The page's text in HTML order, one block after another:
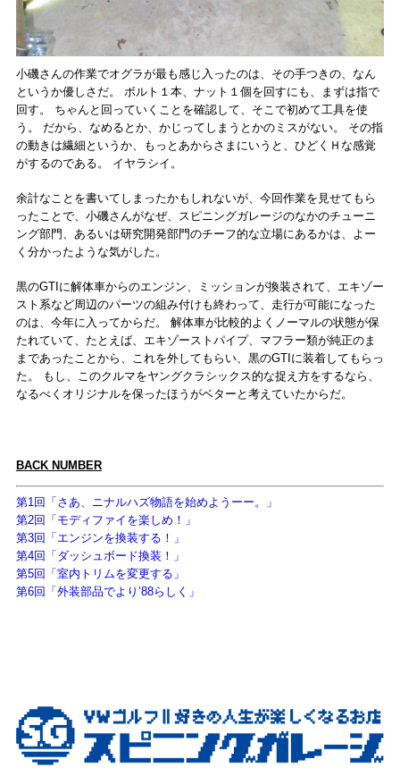
小磯さんの作業でオグラが最も感じ入ったのは、その手つきの、なん
というか優しさだ。 ボルト１本、ナット１個を回すにも、まずは指で
回す。 ちゃんと回っていくことを確認して、そこで初めて工具を使
う。 だから、なめるとか、かじってしまうとかのミスがない。 その指
の動きは繊細というか、もっとあからさまにいうと、ひどくＨな感覚
がするのである。 イヤラシイ。
余計なことを書いてしまったかもしれないが、今回作業を見せてもら
ったことで、小磯さんがなぜ、スピニングガレージのなかのチューニ
ング部門、あるいは研究開発部門のチーフ的な立場にあるかは、よー
く分かったような気がした。
黒のGTIに解体車からのエンジン、ミッションが換装されて、エキゾー
スト系など周辺のパーツの組み付けも終わって、走行が可能になった
のは、今年に入ってからだ。 解体車が比較的よくノーマルの状態が保
たれていて、たとえば、エキゾーストパイプ、マフラー類が純正のま
まであったことから、これを外してもらい、黒のGTIに装着してもらっ
た。 もし、このクルマをヤングクラシックス的な捉え方をするなら、
なるべくオリジナルを保ったほうがベターと考えていたからだ。
BACK NUMBER
第1回「さあ、ニナルハズ物語を始めようーー。」
第2回「モディファイを楽しめ！」
第3回「エンジンを換装する！」
第4回「ダッシュボード換装！」
第5回「室内トリムを変更する」
第6回「外装部品でより’88らしく」